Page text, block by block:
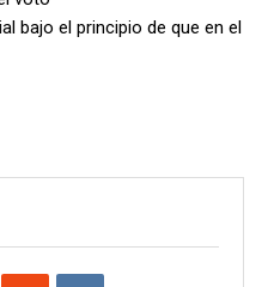
bajo el principio de que en el